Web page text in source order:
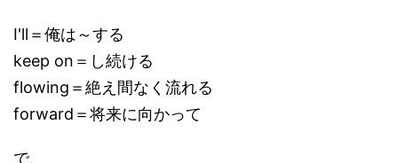
I'll＝俺は～する
keep on＝し続ける
flowing＝絶え間なく流れる
forward＝将来に向かって
で、